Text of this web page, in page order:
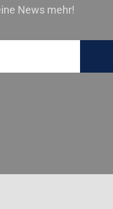
News mehr!